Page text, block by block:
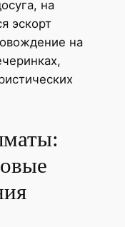
на
эскорт
на